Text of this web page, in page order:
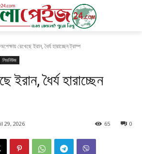
অপেক্ষায় রেখেছে ইরান, ধৈর্য হারাচ্ছেন ট্রাম্প
লিডনিউজ
ইরান, ধৈর্য হারাচ্ছেন
29, 2026 0
65